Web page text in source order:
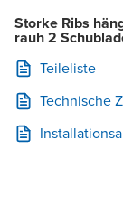
Storke Ribs
rauh 2
Teileliste
Technische